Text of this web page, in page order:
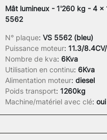
Mât lumineux - 1'260 kg - 4
5562
N° plaque: VS 5562 (bleu)
Puissance moteur: 11.3/
Nombre de kva: 6Kva
Utilisation en continu: 6Kva
Alimentation moteur: diesel
Poids transport: 1260kg
Machine/matériel avec clé: oui